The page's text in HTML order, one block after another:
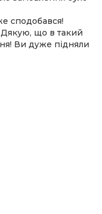
сподобався!
Дякую, що в такий
Ви дуже підняли